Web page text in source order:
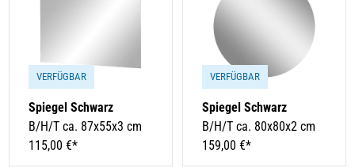
VERFÜGBAR
Spiegel Schwarz
B/H/T ca. 87x55x3 cm
115,00 €*
VERFÜGBAR
Spiegel Schwarz
B/H/T ca. 80x80x2 cm
159,00 €*